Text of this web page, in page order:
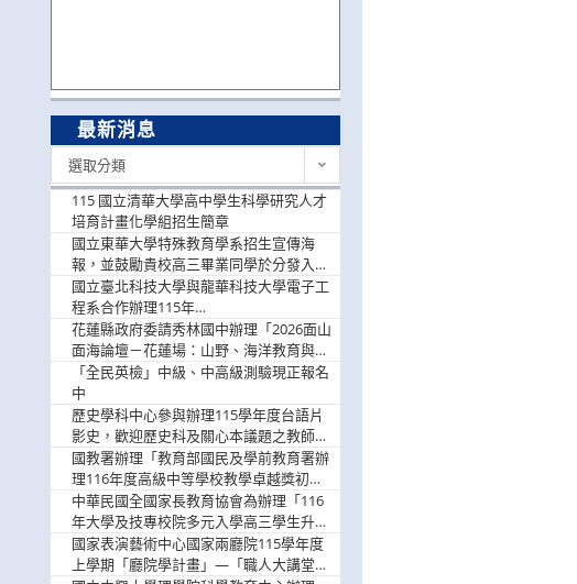
最新消息
選取分類
115 國立清華大學高中學生科學研究人才
培育計畫化學組招生簡章
國立東華大學特殊教育學系招生宣傳海
報，並鼓勵貴校高三畢業同學於分發入學
階段踴躍選填。
國立臺北科技大學與龍華科技大學電子工
程系合作辦理115年
「115.08.10~08.12「AI賦能應用於智慧半
導體研習營」，歡迎學生踴躍報名參加
花蓮縣政府委請秀林國中辦理「2026面山
面海論壇－花蓮場：山野、海洋教育與戶
外安全實務課程」，歡迎踴躍報名參加
「全民英檢」中級、中高級測驗現正報名
中
歷史學科中心參與辦理115學年度台語片
影史，歡迎歷史科及關心本議題之教師踴
躍報名參加
國教署辦理「教育部國民及學前教育署辦
理116年度高級中等學校教學卓越獎初選
實施計畫」，鼓勵教師踴躍報名
中華民國全國家長教育協會為辦理「116
年大學及技專校院多元入學高三學生升學
輔導家長說明會」
國家表演藝術中心國家兩廳院115學年度
上學期「廳院學計畫」—「職人大講堂」